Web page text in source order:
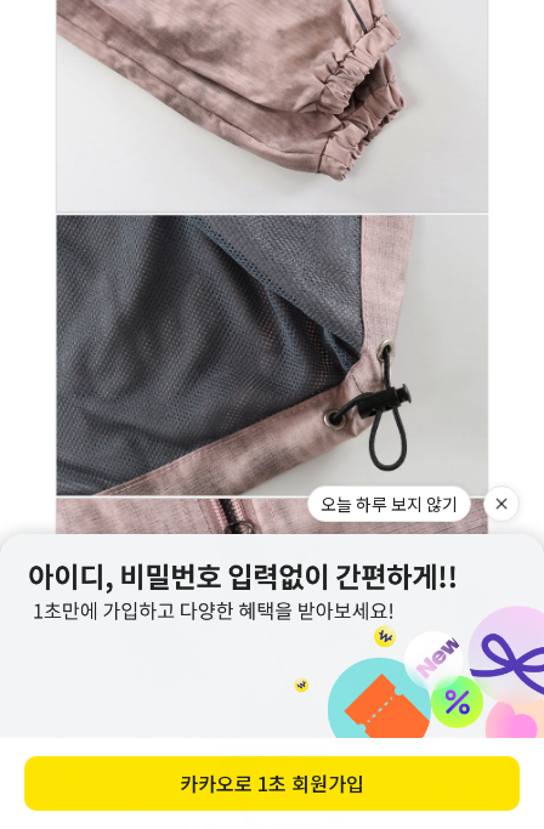
오늘 하루 보지 않기
카카오로 1초 회원가입